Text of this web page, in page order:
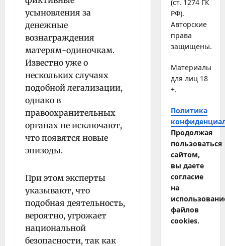
усыновления за
денежные
вознаграждения
матерям-одиночкам.
Известно уже о
нескольких случаях
подобной легализации,
однако в
правоохранительных
органах не исключают,
что появятся новые
эпизоды.
При этом эксперты
указывают, что
подобная деятельность,
вероятно, угрожает
национальной
безопасности, так как
(ст. 1274 ГК
РФ).
Авторские
права
защищены.
Материалы
для лиц 18
+.
Политика
Продолжая
пользоваться
сайтом,
вы даете
согласие
на
файлов
cookies.